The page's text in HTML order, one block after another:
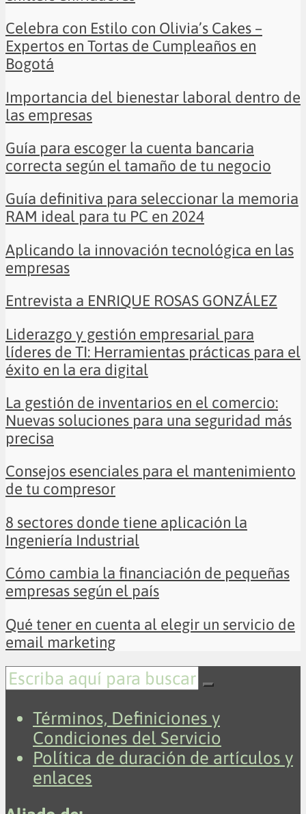
Celebra con Estilo con Olivia’s Cakes –
Expertos en Tortas de Cumpleaños en
Bogotá
Importancia del bienestar laboral dentro de
las empresas
Guía para escoger la cuenta bancaria
correcta según el tamaño de tu negocio
Guía definitiva para seleccionar la memoria
RAM ideal para tu PC en 2024
Aplicando la innovación tecnológica en las
empresas
Entrevista a ENRIQUE ROSAS GONZÁLEZ
Liderazgo y gestión empresarial para
líderes de TI: Herramientas prácticas para el
éxito en la era digital
La gestión de inventarios en el comercio:
Nuevas soluciones para una seguridad más
precisa
Consejos esenciales para el mantenimiento
de tu compresor
8 sectores donde tiene aplicación la
Ingeniería Industrial
Cómo cambia la financiación de pequeñas
empresas según el país
Qué tener en cuenta al elegir un servicio de
email marketing
Términos, Definiciones y
Condiciones del Servicio
Política de duración de artículos y
enlaces